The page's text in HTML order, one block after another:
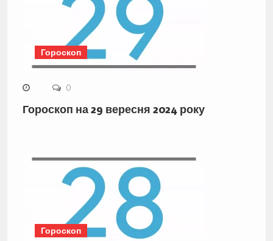
Гороскоп
0
Гороскоп на 29 вересня 2024 року
Гороскоп